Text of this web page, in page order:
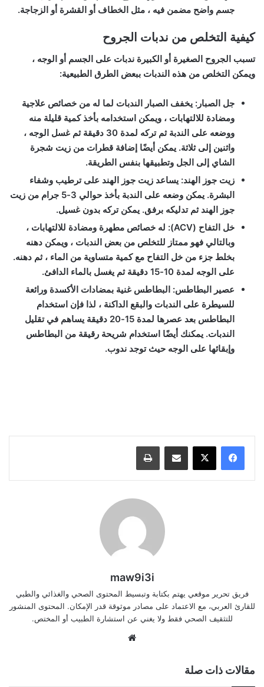
جسم واضح مضمن فيه ، مثل الخطاف أو القشرة أو الزجاجة.
كيفية التخلص من ندبات الجروح
تسبب الجروح الصغيرة أو الكبيرة ندبات على الجسم أو الوجه ،
ويمكن التخلص من هذه الندبات ببعض الطرق الطبيعية:
جل الصبار: يخفف الصبار الندبات لما له من خصائص علاجية
ومضادة للالتهابات ، ويمكن استخدامه بأخذ كمية قليلة منه
ووضعه على الندبة ثم تركه لمدة 30 دقيقة ثم غسل الوجه ،
واثنين إلى ثلاثة. يمكن أيضًا إضافة قطرات من زيت شجرة
الشاي إلى الجل وتطبيقها بنفس الطريقة.
زيت جوز الهند: يساعد زيت جوز الهند على ترطيب وشفاء
البشرة. يمكن وضعه على الندبة بأخذ حوالي 3-5 جرام من زيت
جوز الهند ثم تدليكه برفق. يمكن تركه بدون غسيل.
خل التفاح (ACV): له خصائص مطهرة ومضادة للالتهابات ،
وبالتالي فهو ممتاز للتخلص من بعض الندبات ، ويمكن دهنه
بخلط جزء من خل التفاح مع كمية متساوية من الماء ، ثم دهنه.
على الوجه لمدة 10-15 دقيقة ثم يغسل بالماء الدافئ.
عصير البطاطس: البطاطس غنية بمضادات الأكسدة ورائعة
للسيطرة على الندبات والبقع الداكنة ، لذا فإن استخدام
البطاطس بعد عصرها لمدة 15-20 دقيقة يساهم في تقليل
الندبات. يمكنك أيضًا استخدام شريحة رقيقة من البطاطس
وإبقائها على الوجه حيث توجد ندوب.
مشاركة عبر البريد طباعة
maw9i3i
فريق تحرير موقعي يهتم بكتابة وتبسيط المحتوى الصحي والغذائي والطبي
للقارئ العربي، مع الاعتماد على مصادر موثوقة قدر الإمكان. المحتوى المنشور
للتثقيف الصحي فقط ولا يغني عن استشارة الطبيب أو المختص.
مقالات ذات صلة